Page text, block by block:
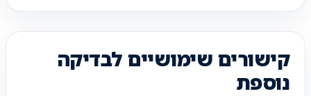
קישורים שימושיים לבדיקה
נוספת